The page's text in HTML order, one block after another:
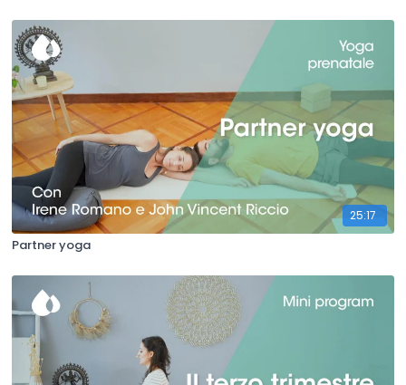
25:17
Partner yoga